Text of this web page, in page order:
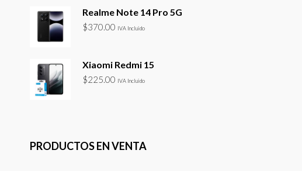
Realme Note 14 Pro 5G
$370.00 IVA Incluido
Xiaomi Redmi 15
$225.00 IVA Incluido
PRODUCTOS EN VENTA